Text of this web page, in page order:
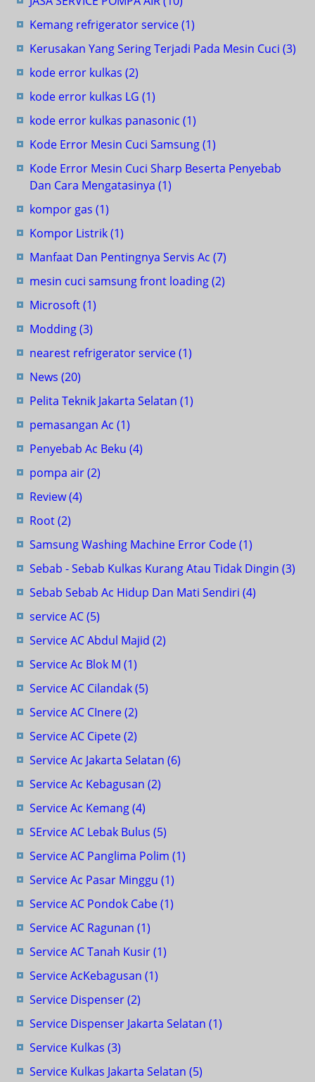
Kemang refrigerator service(1)
Kerusakan Yang Sering Terjadi Pada Mesin Cuci (3)
kode error kulkas (2)
kode error kulkas LG (1)
kode error kulkas panasonic (1)
Kode Error Mesin Cuci Samsung(1)
Kode Error Mesin Cuci Sharp Beserta Penyebab
Dan Cara Mengatasinya (1)
kompor gas (1)
Kompor Listrik(1)
Manfaat Dan Pentingnya Servis Ac (7)
mesin cuci samsung front loading(2)
Microsoft(1)
Modding(3)
nearest refrigerator service(1)
News (20)
Pelita Teknik Jakarta Selatan (1)
pemasangan Ac (1)
Penyebab Ac Beku (4)
pompa air(2)
Review(4)
Root(2)
Samsung Washing Machine Error Code(1)
Sebab - Sebab Kulkas Kurang Atau Tidak Dingin (3)
Sebab Sebab Ac Hidup Dan Mati Sendiri (4)
service AC(5)
Service AC Abdul Majid (2)
Service Ac Blok M (1)
Service AC Cilandak(5)
Service AC CInere(2)
Service AC Cipete(2)
Service Ac Jakarta Selatan (6)
Service Ac Kebagusan (2)
Service Ac Kemang(4)
SErvice AC Lebak Bulus (5)
Service AC Panglima Polim (1)
Service Ac Pasar Minggu (1)
Service AC Pondok Cabe(1)
Service AC Ragunan (1)
Service AC Tanah Kusir(1)
Service AcKebagusan (1)
Service Dispenser(2)
Service Dispenser Jakarta Selatan (1)
Service Kulkas (3)
Service Kulkas Jakarta Selatan (5)